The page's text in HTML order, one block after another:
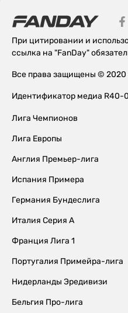
При цитировании и
ссылка на "FanDay"
Все права защищены ©
Идентификатор медиа R40-
Лига Чемпионов
Лига Европы
Англия Премьер-лига
Испания Примера
Германия Бундеслига
Италия Серия А
Франция Лига 1
Португалия Примейра-лига
Нидерланды Эредивизи
Бельгия Про-лига